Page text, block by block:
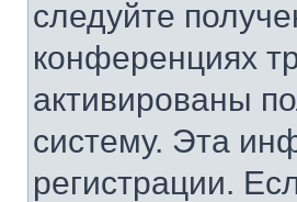
следуйте
конференциях
активированы
систему. Эта
регистрации.